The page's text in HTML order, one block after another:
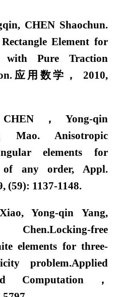
CHEN Shaochun.
Element for
with Pure Traction
应用数学， 2010,
CHEN，Yong-qin
Mao. Anisotropic
elements for
of any order, Appl.
(59): 1137-1148.
Yong-qin Yang,
free
elements for three-
problem.Applied
Computation ，